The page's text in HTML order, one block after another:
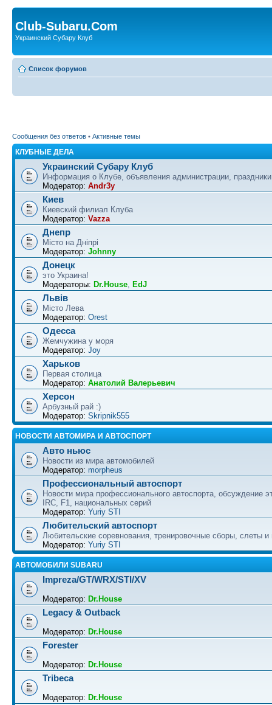
Club-Subaru.Com
Украинский Субару Клуб
Список форумов
Сообщения без ответов • Активные темы
КЛУБНЫЕ ДЕЛА
Украинский Субару Клуб
Информация о Клубе, объявления администрации,
Модератор: Andr3y
Киев
Киевский филиал Клуба
Модератор: Vazza
Днепр
Місто на Дніпрі
Модератор: Johnny
Донецк
это Украина!
Модераторы: Dr.House, EdJ
Львів
Місто Лева
Модератор: Orest
Одесса
Жемчужина у моря
Модератор: Joy
Харьков
Первая столица
Модератор: Анатолий Валерьевич
Херсон
Арбузный рай :)
Модератор: Skripnik555
НОВОСТИ АВТОМИРА И АВТОСПОРТ
Авто ньюс
Новости из мира автомобилей
Модератор: morpheus
Профессиональный автоспорт
Новости мира профессионального автоспорта, обсуждение
IRC, F1, национальных серий
Модератор: Yuriy STI
Любительский автоспорт
Любительские соревнования, тренировочные сборы, слеты и
Модератор: Yuriy STI
АВТОМОБИЛИ SUBARU
Impreza/GT/WRX/STI/XV
Модератор: Dr.House
Legacy & Outback
Модератор: Dr.House
Forester
Модератор: Dr.House
Tribeca
Модератор: Dr.House